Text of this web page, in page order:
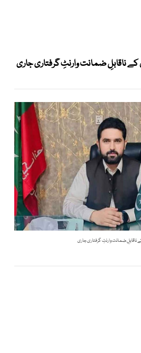
ناقابلِ ضمانت وارنٹِ گرفتاری جاری
ناقابلِ ضمانت وارنٹِ گرفتاری جاری